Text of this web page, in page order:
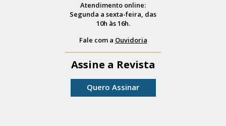
Atendimento online:
Segunda a sexta-feira, das
10h às 16h.
Fale com a Ouvidoria
Assine a Revista
Quero Assinar